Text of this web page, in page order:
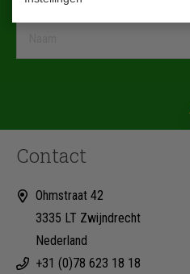
Contact
Ohmstraat 42
3335 LT Zwijndrecht
Nederland
+31 (0)78 623 18 18